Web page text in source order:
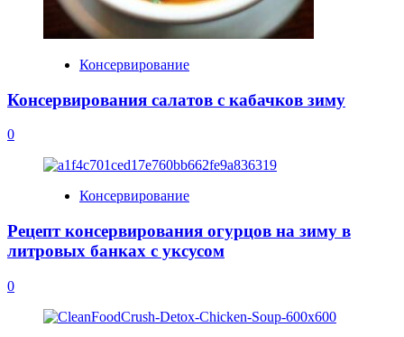
Консервирование
Консервирования салатов с кабачков зиму
0
Консервирование
Рецепт консервирования огурцов на зиму в
литровых банках с уксусом
0